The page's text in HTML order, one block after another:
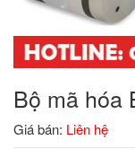
Bộ mã hóa
Giá bán: Liên hệ